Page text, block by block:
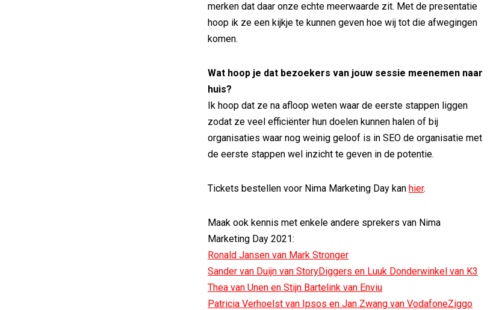
merken dat daar onze echte meerwaarde zit. Met de presentatie
hoop ik ze een kijkje te kunnen geven hoe wij tot die afwegingen
komen.
Wat hoop je dat bezoekers van jouw sessie meenemen naar
huis?
Ik hoop dat ze na afloop weten waar de eerste stappen liggen
zodat ze veel efficiënter hun doelen kunnen halen of bij
organisaties waar nog weinig geloof is in SEO de organisatie met
de eerste stappen wel inzicht te geven in de potentie.
Tickets bestellen voor Nima Marketing Day kan hier.
Maak ook kennis met enkele andere sprekers van Nima
Marketing Day 2021:
Ronald Jansen van Mark Stronger
Sander van Duijn van StoryDiggers en Luuk Donderwinkel van K3
Thea van Unen en Stijn Bartelink van Enviu
Patricia Verhoelst van Ipsos en Jan Zwang van VodafoneZiggo